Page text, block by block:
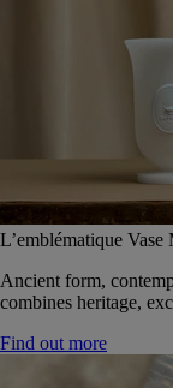
L’emblématique Vase
Ancient form,
combines heritage,
Find out more